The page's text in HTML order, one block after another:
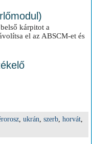
kárpitot a
el az ABSCM-et és
, ukrán, szerb, horvát,